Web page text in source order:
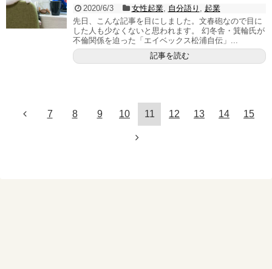
2020/6/3 女性起業, 自分語り , 起業
先日、こんな記事を目にしました。文春砲なので目に
した人も少なくないと思われます。 幻冬舎・箕輪氏が
不倫関係を迫った「エイベックス松浦自伝」...
記事を読む
7 8 9 10 11 12 13 14 15